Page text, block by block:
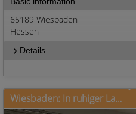
65189 Wiesbaden
Hessen
Details
Wiesbaden: In ruhiger Lage mit Balkon und guten Parkmöglichkeiten